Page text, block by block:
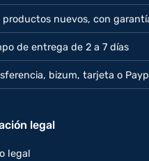
productos nuevos, con
de entrega de 2 a 7 días
bizum, tarjeta o
legal
legal